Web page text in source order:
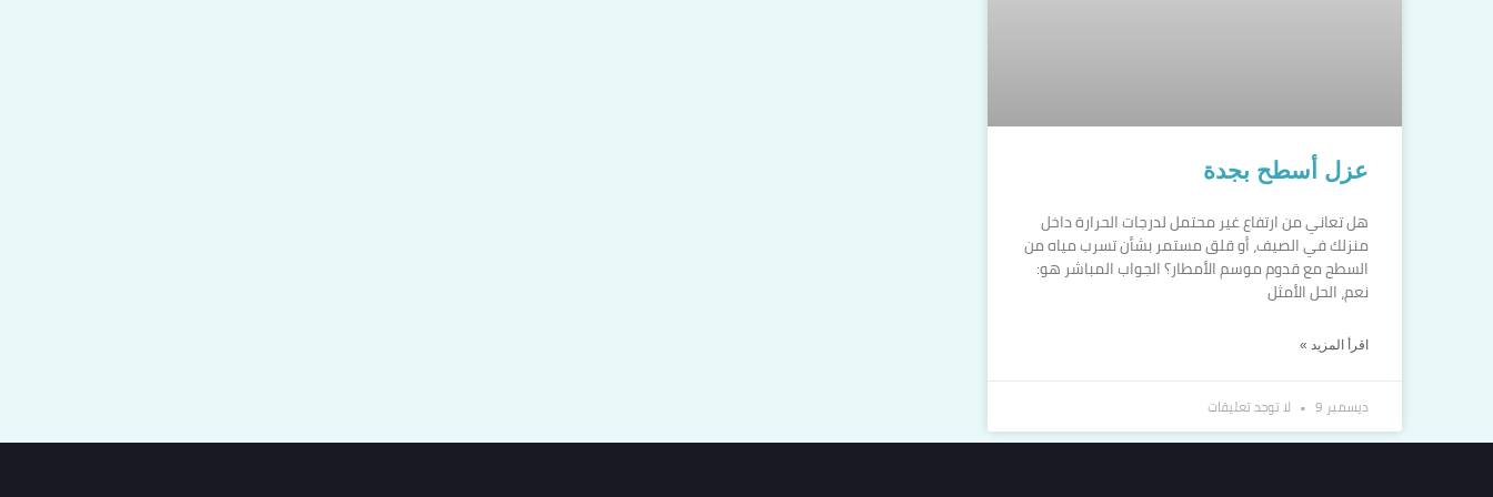
عزل أسطح بجدة
هل تعاني من ارتفاع غير محتمل لدرجات الحرارة داخل
منزلك في الصيف، أو قلق مستمر بشأن تسرب مياه من
السطح مع قدوم موسم الأمطار؟ الجواب المباشر هو:
نعم، الحل الأمثل
اقرأ المزيد »
ديسمبر 9 لا توجد تعليقات